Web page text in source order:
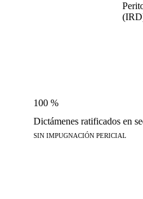
100 %
Dictámenes ratificados en
SIN IMPUGNACIÓN PERICIAL